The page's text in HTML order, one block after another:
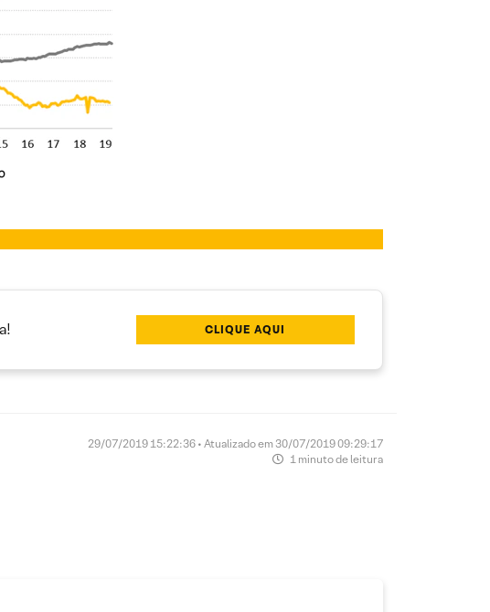
CLIQUE AQUI
29/07/2019 15:22:36 • Atualizado em 30/07/2019 09:29:17
1 minuto de leitura